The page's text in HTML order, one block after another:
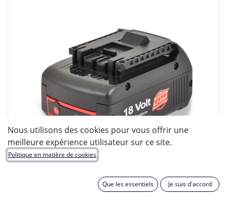
Nous utilisons des cookies pour vous offrir une
meilleure expérience utilisateur sur ce site.
Politique en matière de cookies
Que les essentiels Je suis d'accord